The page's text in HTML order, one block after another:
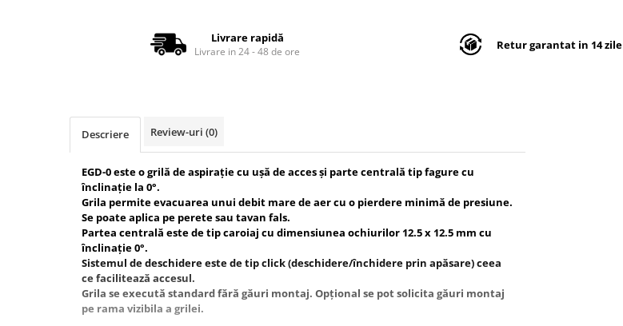
Grile Climatizare - Ventilatie
Grile de Pardoseala
Grile Exterior
Grile Liniare Decorative
Produse Arhitecturale
Izolatii Tehnice
Livrare rapidă
Livrare in 24 - 48 de ore Retur garantat in 14 zile
Descriere Review-uri (0)
EGD-0 este o grilă de aspirație cu ușă de acces și parte centrală tip fagure cu
înclinație la 0°.
Grila permite evacuarea unui debit mare de aer cu o pierdere minimă de presiune.
Se poate aplica pe perete sau tavan fals.
Partea centrală este de tip caroiaj cu dimensiunea ochiurilor 12.5 x 12.5 mm cu
înclinație 0°.
Sistemul de deschidere este de tip click (deschidere/închidere prin apăsare) ceea
ce facilitează accesul.
Grila se execută standard fără găuri montaj. Opțional se pot solicita găuri montaj
pe rama vizibila a grilei.